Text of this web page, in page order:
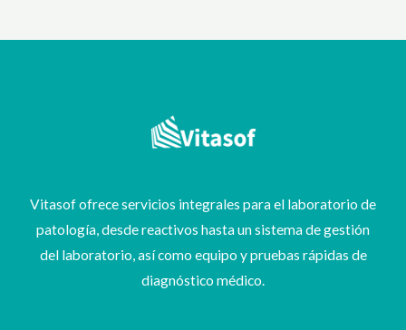
Vitasof ofrece servicios integrales para el laboratorio de
patología, desde reactivos hasta un sistema de gestión
del laboratorio, así como equipo y pruebas rápidas de
diagnóstico médico.